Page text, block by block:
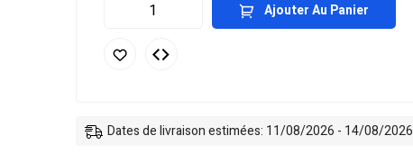
Ajouter Au Panier
Dates de livraison estimées: 11/08/2026 - 14/08/2026